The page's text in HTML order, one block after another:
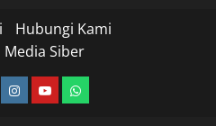
Hubungi Kami
Siber
instagram.com
youtubewhatsapp